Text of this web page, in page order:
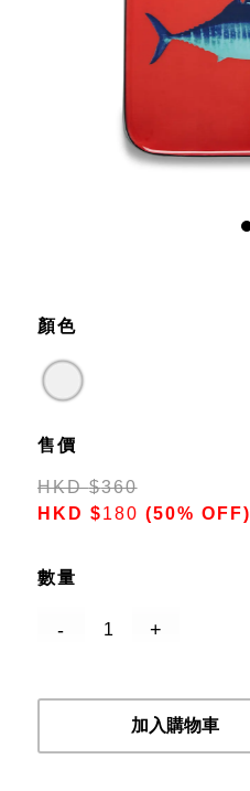
顏色
售價
HKD$360
HKD $180 (50% OFF)
數量
加入購物車